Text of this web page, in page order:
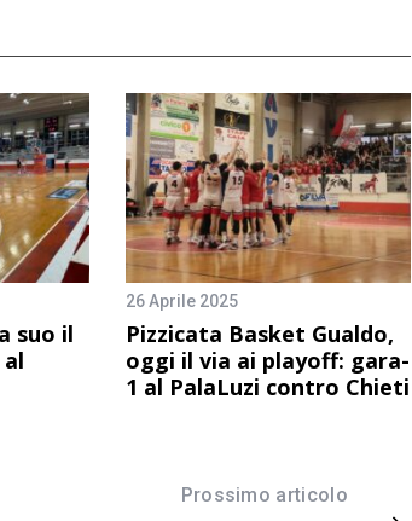
suo il
26 Aprile 2025
Pizzicata Basket Gualdo,
oggi il via ai playoff: gara-
1 al PalaLuzi contro Chieti
Prossimo articolo